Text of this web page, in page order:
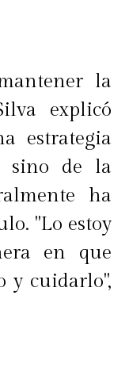
la
explicó
estrategia
sino de la
ha
"Lo estoy
en que
y cuidarlo",